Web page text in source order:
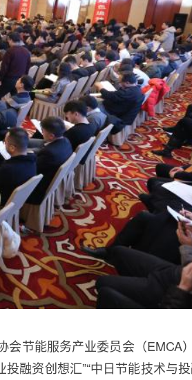
节能服务产业委员会（EMCA
融资创想汇”“中日节能技术与